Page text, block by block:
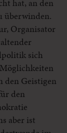
hat, an den
überwinden.
Organisator
sich
den Geistigen
den
aber ist